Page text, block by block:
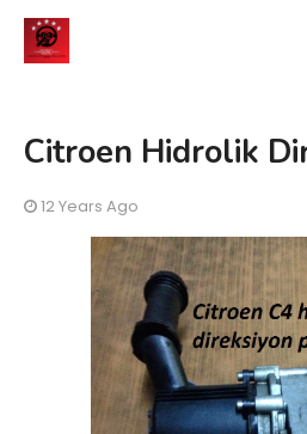
Citroen Hidrolik
12 Years Ago